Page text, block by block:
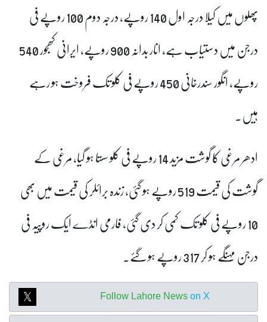
پھلوں میں کیلا درجہ اول 140 روپے، درجہ دوم 100 روپے فی
درجن میں دستیاب ہے، انار بدانہ 900 روپے، ایرانی کھجور 540
روپے، انگور سندرخانی 450 روپے فی کلو تک فروخت ہو رہے
ہیں۔
ادھر مرغی کا گوشت مزید 14 روپے فی کلو سستا ہو گیا، مرغی کے
گوشت کی قیمت 519 روپے ہو گئی، زندہ برائلر کی قیمت میں بھی
10 روپے فی کلو تک کمی کر دی گئی، فارمی انڈے ایک روپیہ فی
درجن مہنگے ہو کر 317 روپے ہو گئے۔
Follow Lahore News on X